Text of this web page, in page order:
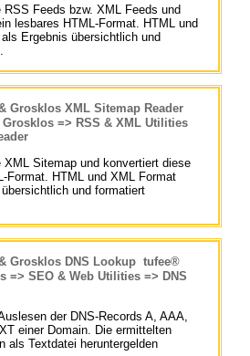
RSS Feeds bzw. XML Feeds und
lesbares HTML-Format. HTML und
Ergebnis übersichtlich und
=> RSS & XML Utilities
XML Sitemap und konvertiert diese
Format. HTML und XML Format
und formatiert
tufee®
=> SEO & Web Utilities => DNS
der DNS-Records A, AAA,
einer Domain. Die ermittelten
als Textdatei heruntergelden